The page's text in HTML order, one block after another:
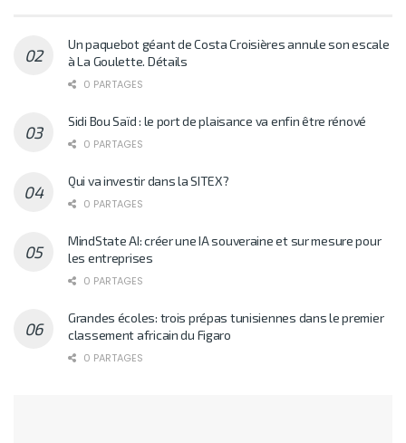
Un paquebot géant de Costa Croisières annule son escale
à La Goulette. Détails
0 PARTAGES
Sidi Bou Saïd : le port de plaisance va enfin être rénové
0 PARTAGES
Qui va investir dans la SITEX?
0 PARTAGES
MindState AI: créer une IA souveraine et sur mesure pour
les entreprises
0 PARTAGES
Grandes écoles: trois prépas tunisiennes dans le premier
classement africain du Figaro
0 PARTAGES